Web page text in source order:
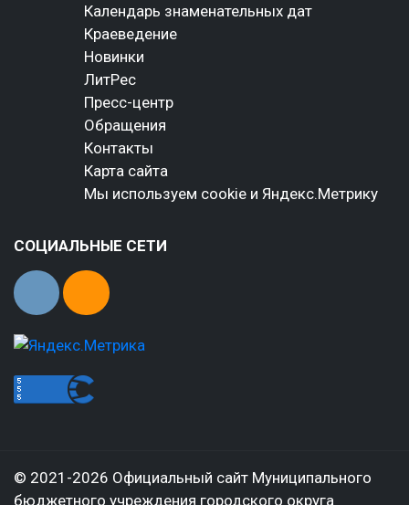
Календарь знаменательных дат
Краеведение
Новинки
ЛитРес
Пресс-центр
Обращения
Контакты
Карта сайта
Мы используем cookie и Яндекс.Метрику
СОЦИАЛЬНЫЕ СЕТИ
© 2021-2026 Официальный сайт Муниципального
бюджетного учреждения городского округа